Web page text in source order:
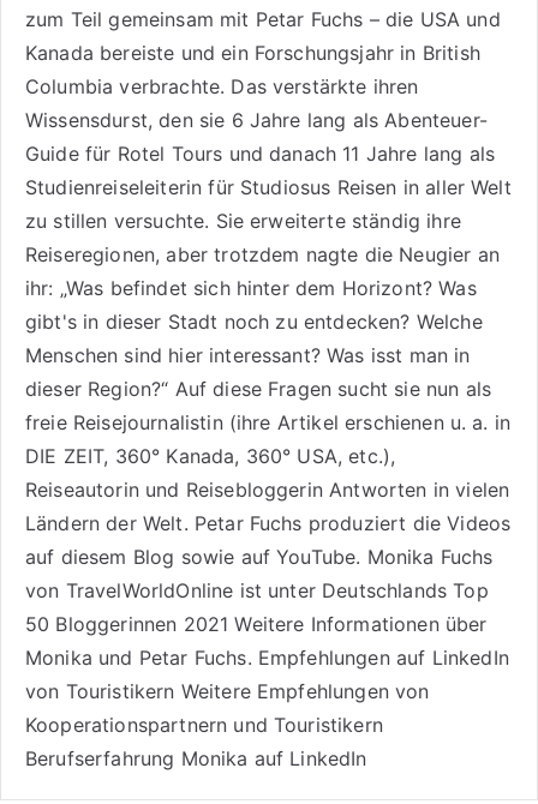
zum Teil gemeinsam mit Petar Fuchs – die USA und
Kanada bereiste und ein Forschungsjahr in British
Columbia verbrachte. Das verstärkte ihren
Wissensdurst, den sie 6 Jahre lang alsAbenteuer-
Guide für Rotel Tours und danach 11 Jahre lang als
Studienreiseleiterin für Studiosus Reisen in aller Welt
zu stillen versuchte. Sie erweiterte ständig ihre
Reiseregionen, aber trotzdem nagte die Neugier an
ihr: „Was befindet sich hinter dem Horizont? Was
gibt's in dieser Stadt noch zu entdecken? Welche
Menschen sind hier interessant? Was isst man in
dieser Region?“ Auf diese Fragen sucht sie nun als
freie Reisejournalistin (ihre Artikel erschienen u. a. in
DIE ZEIT, 360° Kanada, 360° USA, etc.),
Reiseautorinund Reisebloggerin Antworten in vielen
Ländern der Welt. Petar Fuchs produziert die Videos
auf diesem Blog sowie aufYouTube. Monika Fuchs
von TravelWorldOnline ist unter Deutschlands Top
50 Bloggerinnen 2021 Weitere Informationen über
Monika und Petar Fuchs. Empfehlungen auf LinkedIn
von Touristikern Weitere Empfehlungen von
Kooperationspartnern und Touristikern
Berufserfahrung Monika auf LinkedIn